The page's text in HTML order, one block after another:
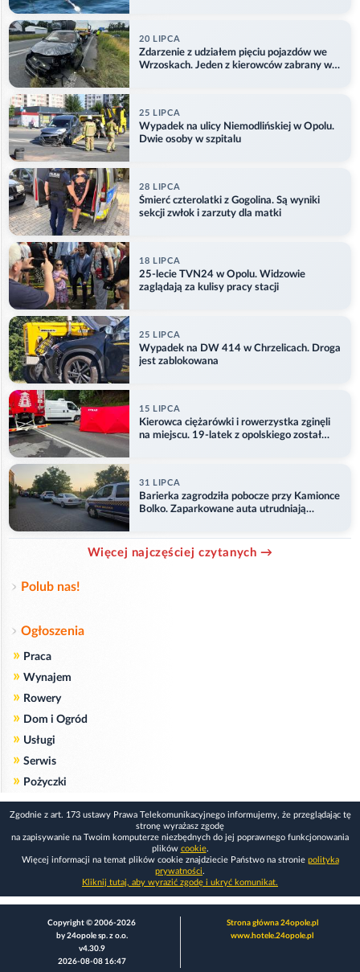
20 LIPCA
Zdarzenie z udziałem pięciu pojazdów we
Wrzoskach. Jeden z kierowców zabrany w
25 LIPCA
Wypadek na ulicy Niemodlińskiej w Opolu.
Dwie osoby w szpitalu
28 LIPCA
Śmierć czterolatki z Gogolina. Są wyniki
sekcji zwłok i zarzuty dla matki
18 LIPCA
25-lecie TVN24 w Opolu. Widzowie
zaglądają za kulisy pracy stacji
25 LIPCA
Wypadek na DW 414 w Chrzelicach. Droga
jest zablokowana
15 LIPCA
Kierowca ciężarówki i rowerzystka zginęli
na miejscu. 19-latek z opolskiego został
31 LIPCA
Barierka zagrodziła pobocze przy Kamionce
Bolko. Zaparkowane auta utrudniają
Więcej najczęściej czytanych →
Polub nas!
Ogłoszenia
» Praca
» Wynajem
» Rowery
» Dom i Ogród
» Usługi
» Serwis
» Pożyczki
Zgodnie z art. 173 ustawy Prawa Telekomunikacyjnego informujemy, że przeglądając tę
stronę wyrażasz zgodę
na zapisywanie na Twoim komputerze niezbędnych do jej poprawnego funkcjonowania
plików cookie.
Więcej informacji na temat plików cookie znajdziecie Państwo na stronie polityka
prywatności.
Kliknij tutaj, aby wyrazić zgodę i ukryć komunikat.
Copyright © 2006-2026
by 24opole sp. z o.o.
v4.30.9
2026-08-08 16:47
Strona główna 24opole.pl
www.hotele.24opole.pl